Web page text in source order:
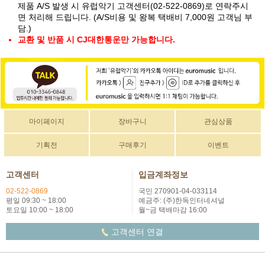
제품 A/S 발생 시 유럽악기 고객센터(02-522-0869)로 연락주시
면 처리해 드립니다. (A/S비용 및 왕복 택배비 7,000원 고객님 부
담.)
교환 및 반품 시 CJ대한통운만 가능합니다.
마이페이지 장바구니 관심상품
기획전 구매후기 이벤트
고객센터
02-522-0869
평일 09:30 ~ 18:00
토요일 10:00 ~ 18:00
입금계좌정보
국민 270901-04-033114
예금주: (주)한독인터네셔널
월~금 택배마감 16:00
고객센터 연결